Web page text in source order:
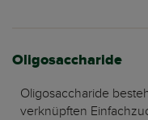
Oligosaccharide
Oligosaccharide
verknüpften